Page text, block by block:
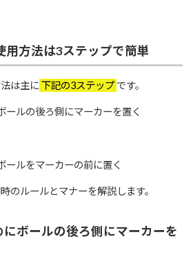
用方法は3ステップで簡単
は主に 下記の3ステップです。
ールの後ろ側にマーカーを置く
ールをマーカーの前に置く
のルールとマナーを解説します。
にボールの後ろ側にマーカーを